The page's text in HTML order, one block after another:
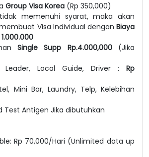
Group Visa Korea (Rp 350,000)
memenuhi syarat, maka akan
Visa Individual dengan Biaya
Single Supp Rp.4.000,000(Jika
Local Guide, Driver : Rp
Mini Bar, Laundry, Telp, Kelebihan
Test Antigen Jika dibutuhkan
Rp 70,000/Hari (Unlimited data up